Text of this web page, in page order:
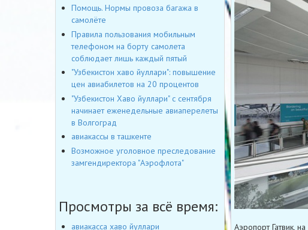
Аэропорт Гатвик,
Помощь. Нормы провоза багажа в
самолёте
Правила пользования мобильным
телефоном на борту самолета
соблюдает лишь каждый пятый
"Узбекистон хаво йуллари": повышение
цен авиабилетов на 20 процентов
"Узбекистон Хаво йуллари" с сентября
начинает еженедельные авиаперелеты
в Волгоград
авиакассы в ташкенте
Возможное уголовное преследование
замгендиректора "Аэрофлота"
Просмотры за всё время:
авиакасса хаво йуллари